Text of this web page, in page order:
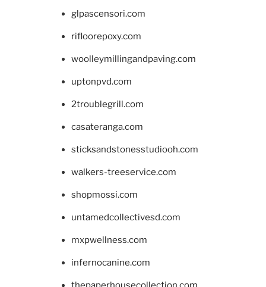
glpascensori.com
rifloorepoxy.com
woolleymillingandpaving.com
uptonpvd.com
2troublegrill.com
casateranga.com
sticksandstonesstudiooh.com
walkers-treeservice.com
shopmossi.com
untamedcollectivesd.com
mxpwellness.com
infernocanine.com